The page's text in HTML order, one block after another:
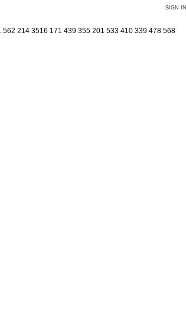
SIGN IN
214 3516 171 439 355 201 533 410 339 478 568